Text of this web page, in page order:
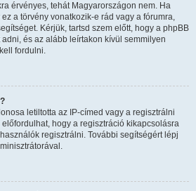
érvényes, tehát Magyarországon nem. Ha
a törvény vonatkozik-e rád vagy a fórumra,
Kérjük, tartsd szem előtt, hogy a phpBB
és az alább leírtakon kívül semmilyen
fordulni.
letiltotta az IP-címed vagy a regisztrálni
hogy a regisztráció kikapcsolásra
regisztrálni. További segítségért lépj